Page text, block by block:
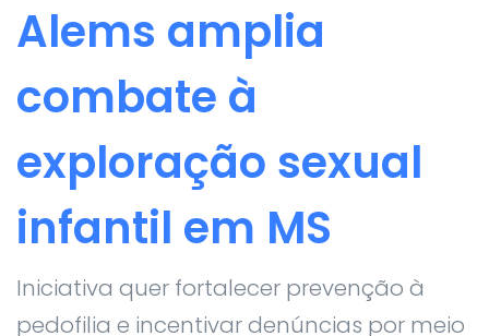
Alems amplia
combate à
exploração sexual
infantil em MS
Iniciativa quer fortalecer prevenção à
pedofilia e incentivar denúncias por meio